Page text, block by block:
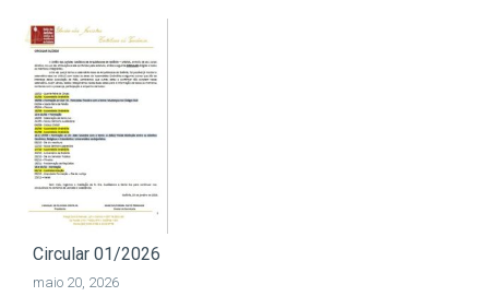
Circular 01/2026
maio 20, 2026